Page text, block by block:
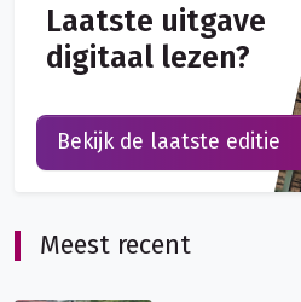
Meest recent
Laatste uitgave
digitaal lezen?
Bekijk de laatste editie